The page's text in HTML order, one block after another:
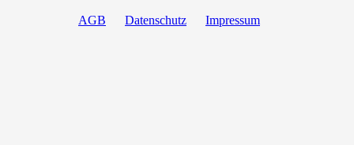
AGB Datenschutz Impressum